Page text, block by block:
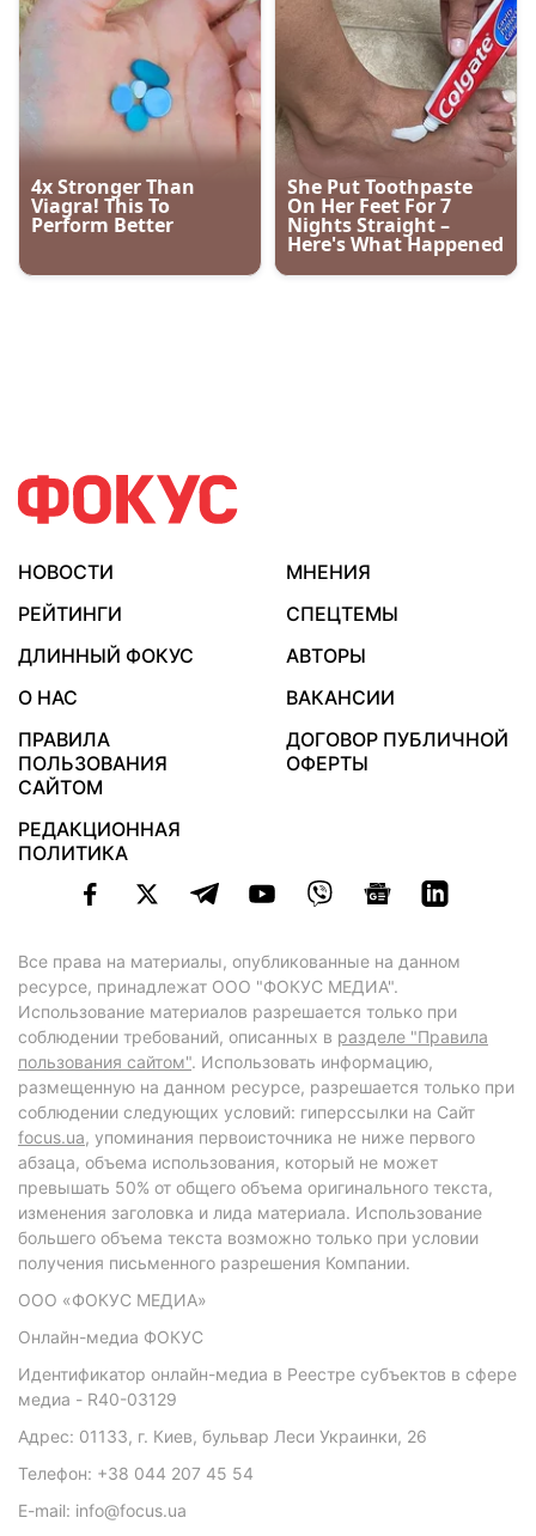
НОВОСТИ
МНЕНИЯ
РЕЙТИНГИ
СПЕЦТЕМЫ
ДЛИННЫЙ ФОКУС
АВТОРЫ
О НАС
ВАКАНСИИ
ПРАВИЛА
ПОЛЬЗОВАНИЯ
САЙТОМ
ДОГОВОР ПУБЛИЧНОЙ
ОФЕРТЫ
РЕДАКЦИОННАЯ
ПОЛИТИКА
Все права на материалы, опубликованные на данном
ресурсе, принадлежат ООО "ФОКУС МЕДИА".
Использование материалов разрешается только при
соблюдении требований, описанных в разделе "Правила
пользования сайтом". Использовать информацию,
размещенную на данном ресурсе, разрешается только при
соблюдении следующих условий: гиперссылки на Сайт
focus.ua, упоминания первоисточника не ниже первого
абзаца, объема использования, который не может
превышать 50% от общего объема оригинального текста,
изменения заголовка и лида материала. Использование
большего объема текста возможно только при условии
получения письменного разрешения Компании.
ООО «ФОКУС МЕДИА»
Онлайн-медиа ФОКУС
Идентификатор онлайн-медиа в Реестре субъектов в сфере
медиа - R40-03129
Адрес: 01133, г. Киев, бульвар Леси Украинки, 26
Телефон: +38 044 207 45 54
E-mail: info@focus.ua